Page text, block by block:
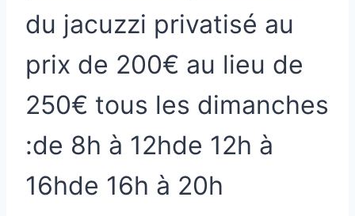
du jacuzzi privatisé au
prix de 200€ au lieu de
250€ tous les dimanches
:de 8h à 12hde 12h à
16hde 16h à 20h